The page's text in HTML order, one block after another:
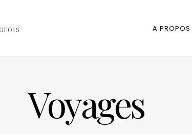
A PROPOS
Voyages